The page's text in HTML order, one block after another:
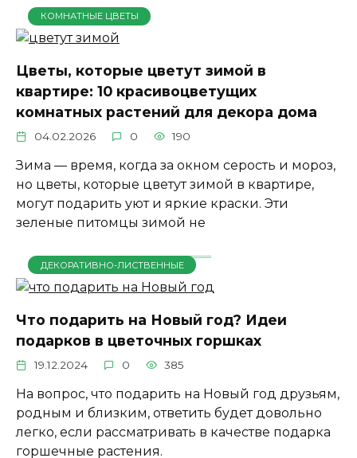
КОМНАТНЫЕ ЦВЕТЫ
Цветы, которые цветут зимой в
квартире: 10 красивоцветущих
комнатных растений для декора дома
04.02.2026 0 190
Зима — время, когда за окном серость и мороз,
но цветы, которые цветут зимой в квартире,
могут подарить уют и яркие краски. Эти
зеленые питомцы зимой не
ДЕКОРАТИВНО-ЛИСТВЕННЫЕ
Что подарить на Новый год? Идеи
подарков в цветочных горшках
19.12.2024 0 385
На вопрос, что подарить на Новый год друзьям,
родным и близким, ответить будет довольно
легко, если рассматривать в качестве подарка
горшечные растения.